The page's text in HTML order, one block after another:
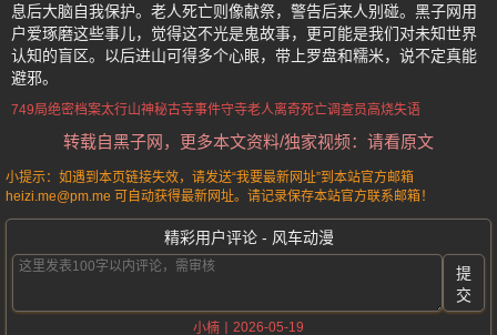
息后大脑自我保护。老人死亡则像献祭，警告后来人别碰。黑子网用
户爱琢磨这些事儿，觉得这不光是鬼故事，更可能是我们对未知世界
认知的盲区。以后进山可得多个心眼，带上罗盘和糯米，说不定真能
避邪。
749局绝密档案太行山神秘古寺事件守寺老人离奇死亡调查员高烧失语
转载自黑子网，更多本文资料/独家视频：请看原文
小提示：如遇到本页链接失效，请发送“我要最新网址”到本站官方邮箱
heizi.me@pm.me 可自动获得最新网址。请记录保存本站官方联系邮箱！
精彩用户评论 - 风车动漫
提
交
小楠
2026-05-19